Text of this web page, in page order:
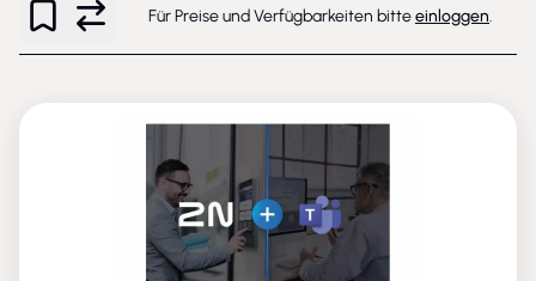
Für Preise und Verfügbarkeiten bitteeinloggen.